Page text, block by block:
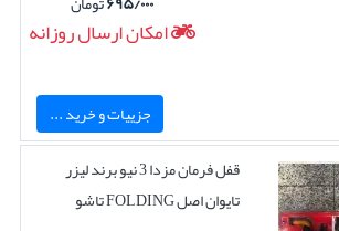
امکان ارسال روزانه
جزییات و خرید ...
قفل فرمان مزدا 3 نیو برند لیزر
تایوان اصل FOLDING تاشو